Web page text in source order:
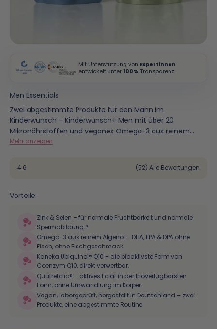
Mit Unterstützung von Expertinnen
entwickelt unter 100% Transparenz.
Men Essentials
Zwei abgestimmte Produkte für den Mann im
Kinderwunsch – Kinderwunsch+ Men mit über 20
Mikronährstoffen und veganes Omega-3 aus reinem
Algenöl. Alles in einem Bundle, ohne Kompromisse.
Mehr anzeigen
4.6 (52) Alle Bewertungen
Vorteile:
Zink & Selen – für normale Fruchtbarkeit und normale
Spermabildung.*
Omega-3 aus reinem Algenöl – DHA, EPA & DPA ohne
Fisch, ohne Fischgeschmack.
Kaneka Ubiquinol® Q10 – die bioaktivste Form von
Coenzym Q10, direkt verwertbar.
Quatrefolic® – aktives Folat in der bioverfügbarsten
Form, ohne Umwandlung im Körper.
Vegan, laborgeprüft, hergestellt in Deutschland – zwei
Produkte, eine abgestimmte Routine.